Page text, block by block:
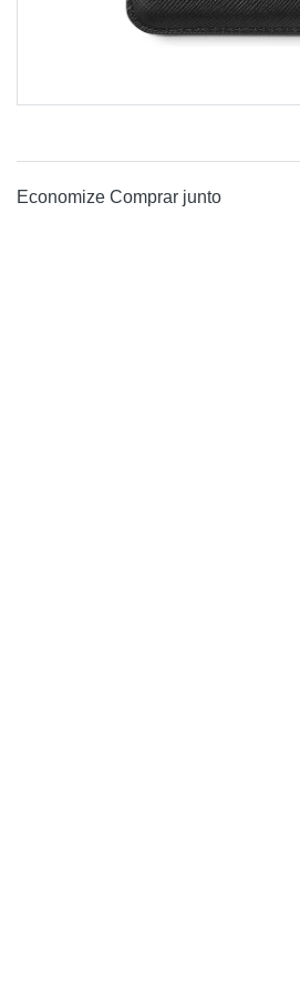
Economize Comprar junto